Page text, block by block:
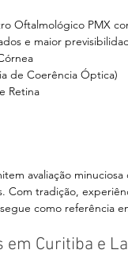
Oftalmológico PMX
e maior
de Coerência Óptica)
Retina
avaliação
Com tradição,
como referência
Curitiba e